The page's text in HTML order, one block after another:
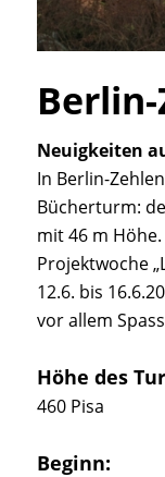
Neuigkeiten
In Berlin-
Bücherturm:
mit 46 m
Projektwoche
12.6. bis
vor allem
Höhe des
460 Pisa
Beginn: